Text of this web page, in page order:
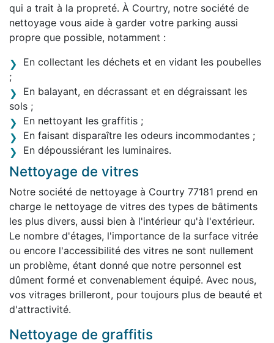
qui a trait à la propreté. À Courtry, notre société de
nettoyage vous aide à garder votre parking aussi
propre que possible, notamment :
En collectant les déchets et en vidant les poubelles
;
En balayant, en décrassant et en dégraissant les
sols ;
En nettoyant les graffitis ;
En faisant disparaître les odeurs incommodantes ;
En dépoussiérant les luminaires.
Nettoyage de vitres
Notre société de nettoyage à Courtry 77181 prend en
charge le nettoyage de vitres des types de bâtiments
les plus divers, aussi bien à l'intérieur qu'à l'extérieur.
Le nombre d'étages, l'importance de la surface vitrée
ou encore l'accessibilité des vitres ne sont nullement
un problème, étant donné que notre personnel est
dûment formé et convenablement équipé. Avec nous,
vos vitrages brilleront, pour toujours plus de beauté et
d'attractivité.
Nettoyage de graffitis